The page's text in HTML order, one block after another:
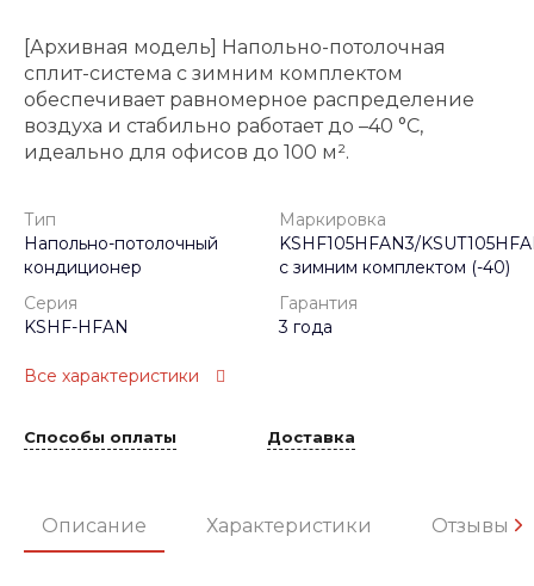
[Архивная модель] Напольно-потолочная
сплит-система с зимним комплектом
обеспечивает равномерное распределение
воздуха и стабильно работает до –40 °C,
идеально для офисов до 100 м².
Тип
Напольно-потолочный
кондиционер
Маркировка
KSHF105HFAN3/
с зимним комплектом (-40)
Серия
KSHF-HFAN
Гарантия
3 года
Все характеристики
Способы оплаты Доставка
Описание Характеристики Отзывы